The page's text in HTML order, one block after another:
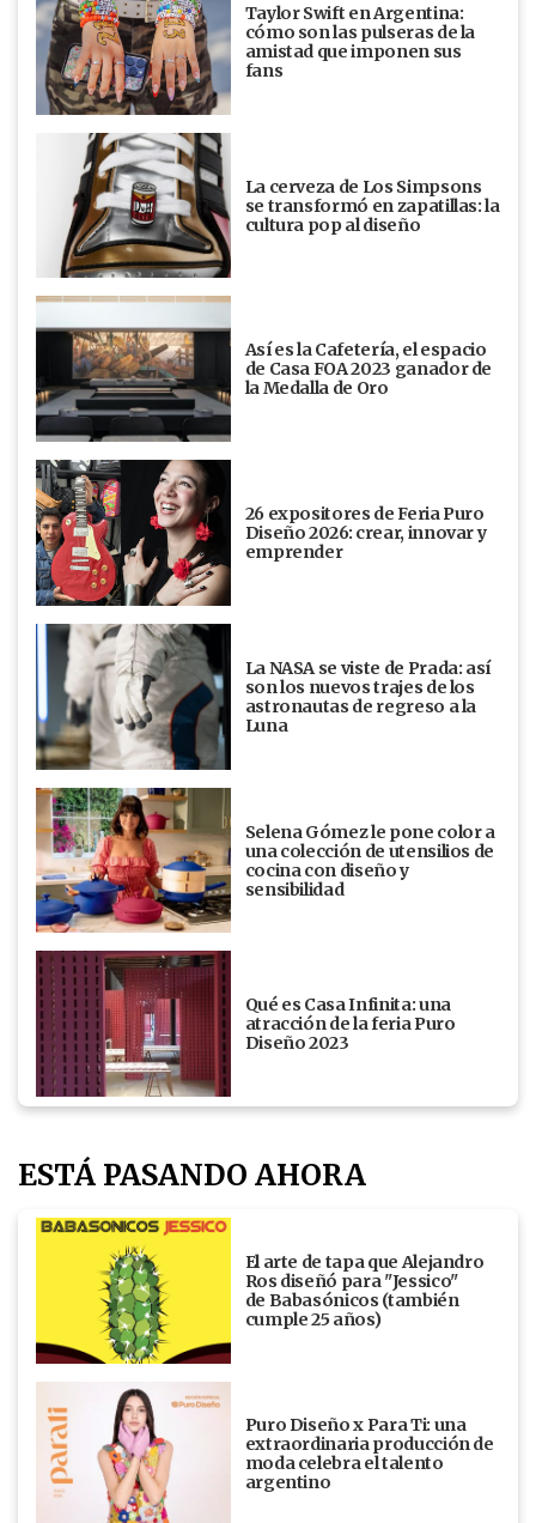
Taylor Swift en Argentina:
cómo son las pulseras de la
amistad que imponen sus
fans
La cerveza de Los Simpsons
se transformó en zapatillas: la
cultura pop al diseño
Así es la Cafetería, el espacio
de Casa FOA 2023 ganador de
la Medalla de Oro
26 expositores de Feria Puro
Diseño 2026: crear, innovar y
emprender
La NASA se viste de Prada: así
son los nuevos trajes de los
astronautas de regreso a la
Luna
Selena Gómez le pone color a
una colección de utensilios de
cocina con diseño y
sensibilidad
Qué es Casa Infinita: una
atracción de la feria Puro
Diseño 2023
ESTÁ PASANDO AHORA
El arte de tapa que Alejandro
Ros diseñó para "Jessico"
de Babasónicos (también
cumple 25 años)
Puro Diseño x Para Ti: una
extraordinaria producción de
moda celebra el talento
argentino